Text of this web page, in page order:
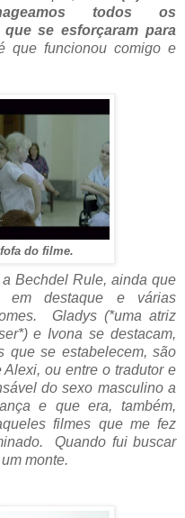
todos os
se esforçaram para
funcionou comigo e
do filme.
Bechdel Rule, ainda que
em destaque e várias
Gladys (*uma atriz
e Ivona se destacam,
que se estabelecem, são
ou entre o tradutor e
do sexo masculino a
e que era, também,
filmes que me fez
Quando fui buscar
monte.